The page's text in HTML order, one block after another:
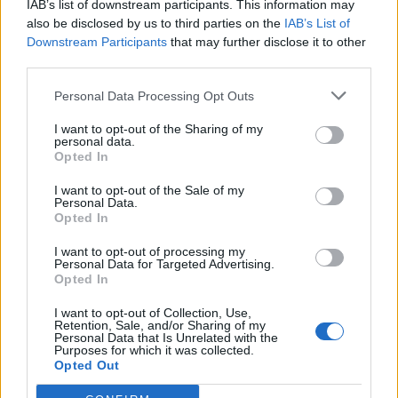
IAB’s list of downstream participants. This information may
also be disclosed by us to third parties on the IAB’s List of
Downstream Participants that may further disclose it to other
Personal Data Processing Opt Outs
I want to opt-out of the Sharing of my
personal data.
Opted In
I want to opt-out of the Sale of my
Personal Data.
Opted In
I want to opt-out of processing my
Personal Data for Targeted Advertising.
Opted In
I want to opt-out of Collection, Use,
Retention, Sale, and/or Sharing of my
Personal Data that Is Unrelated with the
Purposes for which it was collected.
Opted Out
Ja absolut!:) Ja att åka E90 är verkligen inte helt fel
det heller!:)
grejerna!:)
D_Nilssonför 16 år sedan
Haha ja:P Vad har du kvar att fixa med bilen till
D_Nilssonför 16 år sedan
Hoppas att det kommer gå smidigt när vi kör 1 maj.
I värsta fall om någon/några skulle fastna vid ett
varningsblinkers och vänta in dom:)
D_Nilssonför 16 år sedan
Yes!:) Ja det kommer nog bli riktigt roligt! Får
hoppas på att vädret är fint också!:)